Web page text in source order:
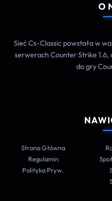
O
Sieć Cs-Classic powstała w
serwerach Counter Strike 1.6,
do gry
Strona Główna
Regulamin
Polityka Pryw.